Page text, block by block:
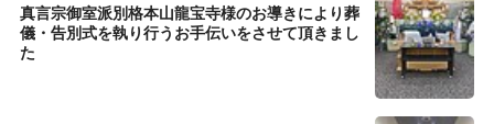
真言宗御室派別格本山龍宝寺様のお導きにより葬
儀・告別式を執り行うお手伝いをさせて頂きまし
た